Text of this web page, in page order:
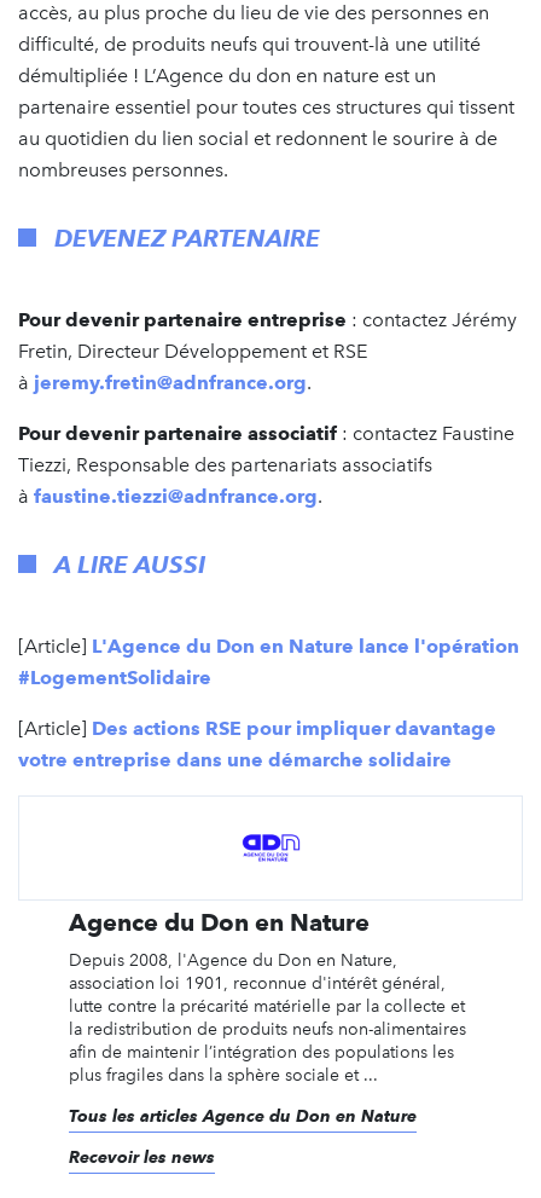
accès, au plus proche du lieu de vie des personnes en
difficulté, de produits neufs qui trouvent-là une utilité
démultipliée ! L’Agence du don en nature est un
partenaire essentiel pour toutes ces structures qui tissent
au quotidien du lien social et redonnent le sourire à de
nombreuses personnes.
DEVENEZ PARTENAIRE
Pour devenir partenaire entreprise : contactez Jérémy
Fretin, Directeur Développement et RSE
à jeremy.fretin@adnfrance.org.
Pour devenir partenaire associatif : contactez Faustine
Tiezzi, Responsable des partenariats associatifs
à faustine.tiezzi@adnfrance.org.
A LIRE AUSSI
[Article] L'Agence du Don en Nature lance l'opération
#LogementSolidaire
[Article] Des actions RSE pour impliquer davantage
votre entreprise dans une démarche solidaire
Agence du Don en Nature
Depuis 2008, l'Agence du Don en Nature,
association loi 1901, reconnue d'intérêt général,
lutte contre la précarité matérielle par la collecte et
la redistribution de produits neufs non-alimentaires
afin de maintenir l’intégration des populations les
plus fragiles dans la sphère sociale et ...
Tous les articles Agence du Don en Nature
Recevoir les news